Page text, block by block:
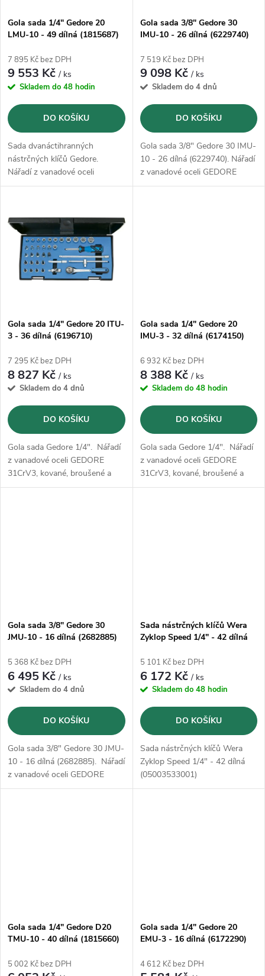
p
r
o
d
u
k
t
ů
s
p
r
o
d
u
k
t
ů
Gola sada 1/4" Gedore 20
LMU-10 - 49 dílná (1815687)
7 895 Kč bez DPH
9 553 Kč/ ks
Skladem do 48 hodin
DO KOŠÍKU
Sada dvanáctihranných
nástrčných klíčů Gedore.
Nářadí z vanadové oceli
GEDORE 31CrV3, kované,
Gola sada 3/8" Gedore 30
IMU-10 - 26 dílná (6229740)
7 519 Kč bez DPH
9 098 Kč/ ks
Skladem do 4 dnů
DO KOŠÍKU
Gola sada 3/8" Gedore 30 IMU-
10 - 26 dílná (6229740). Nářadí
z vanadové oceli GEDORE
31CrV3, kované, broušené a
Gola sada 1/4" Gedore 20 ITU-
3 - 36 dílná (6196710)
7 295 Kč bez DPH
8 827 Kč/ ks
Skladem do 4 dnů
DO KOŠÍKU
Gola sada Gedore 1/4". Nářadí
z vanadové oceli GEDORE
31CrV3, kované, broušené a
pochromované
Gola sada 1/4" Gedore 20
IMU-3 - 32 dílná (6174150)
6 932 Kč bez DPH
8 388 Kč/ ks
Skladem do 48 hodin
DO KOŠÍKU
Gola sada Gedore 1/4". Nářadí
z vanadové oceli GEDORE
31CrV3, kované, broušené a
pochromované
Gola sada 3/8" Gedore 30
JMU-10 - 16 dílná (2682885)
5 368 Kč bez DPH
6 495 Kč/ ks
Skladem do 4 dnů
DO KOŠÍKU
Gola sada 3/8" Gedore 30 JMU-
10 - 16 dílná (2682885). Nářadí
z vanadové oceli GEDORE
31CrV3, kované, broušené a
Sada nástrčných klíčů Wera
Zyklop Speed 1/4" - 42 dílná
5 101 Kč bez DPH
6 172 Kč/ ks
Skladem do 48 hodin
DO KOŠÍKU
Sada nástrčných klíčů Wera
Zyklop Speed 1/4" - 42 dílná
(05003533001)
Gola sada 1/4" Gedore D20
TMU-10 - 40 dílná (1815660)
5 002 Kč bez DPH
Gola sada 1/4" Gedore 20
EMU-3 - 16 dílná (6172290)
4 612 Kč bez DPH